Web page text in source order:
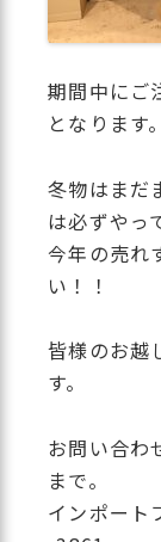
期間中にご
となります。
冬物はまだ
は必ずやっ
今年の売れ
い！！
皆様のお越
す。
お問い合わ
まで。
インポート